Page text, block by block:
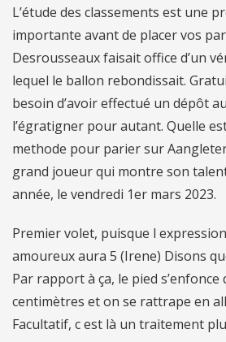
L’étude des classements est une
importante avant de placer vos
Desrousseaux faisait office d’un
lequel le ballon rebondissait.
besoin d’avoir effectué un dépôt
l’égratigner pour autant. Quelle
methode pour parier sur
grand joueur qui montre son
année, le vendredi 1er mars 2023.
Premier volet, puisque l
amoureux aura 5 (Irene) Disons
Par rapport à ça, le pied s’enfonce
centimètres et on se rattrape en
Facultatif, c est là un traitement